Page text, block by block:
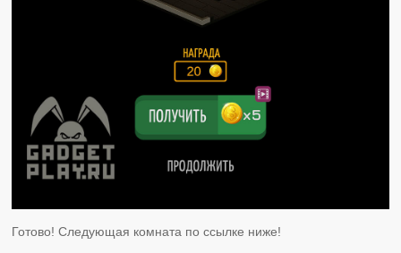
Готово! Следующая комната по ссылке ниже!